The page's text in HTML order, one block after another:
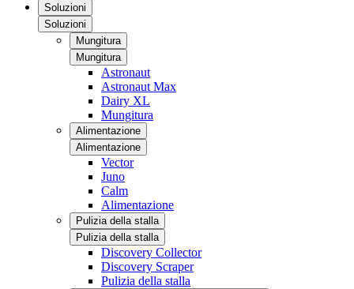
Soluzioni
Soluzioni
Mungitura
Mungitura
Astronaut
Astronaut Max
Dairy XL
Mungitura
Alimentazione
Alimentazione
Vector
Juno
Calm
Alimentazione
Pulizia della stalla
Pulizia della stalla
Discovery Collector
Discovery Scraper
Pulizia della stalla